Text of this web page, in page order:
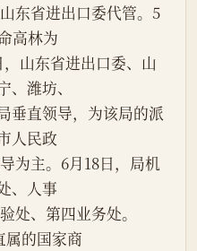
东省进出口委代管。5
高林为
山东省进出口委、山
潍坊、
垂直领导，为该局的派
人民政
为主。6月18日，局机
、人事
处、第四业务处。
属的国家商